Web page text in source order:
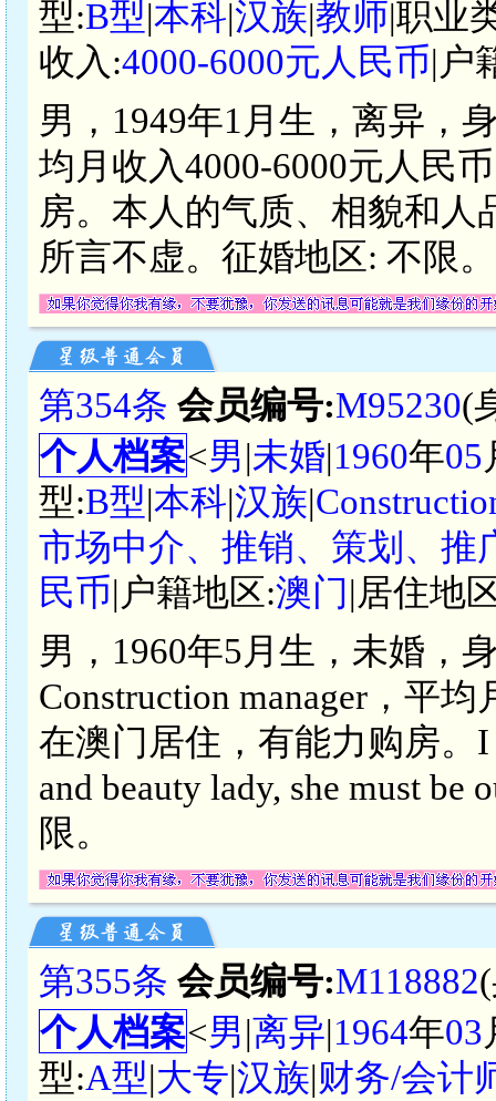
型:B型|本科|汉族|教师|职业
收入:4000-6000元人民币|户
男，1949年1月生，离异，
均月收入4000-6000元人民
房。本人的气质、相貌和
所言不虚。征婚地区: 不限。
第354条 会员编号:M95230(
个人档案<男|未婚|1960年05
型:B型|本科|汉族|
市场中介、推销、策划、推
民币|户籍地区:澳门 |居住地
男，1960年5月生，未婚，
Construction manager，平
在澳门居住，有能力购房。I
and beauty lady, she must
限。
第355条 会员编号:M118882
个人档案<男|离异|1964年03
型:A型|大专|汉族|财务/会计